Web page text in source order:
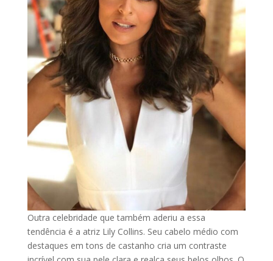
Outra celebridade que também aderiu a essa
tendência é a atriz Lily Collins. Seu cabelo médio com
destaques em tons de castanho cria um contraste